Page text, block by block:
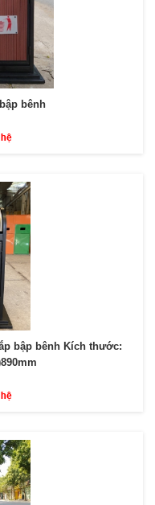
bênh
bập bênh Kích thước: